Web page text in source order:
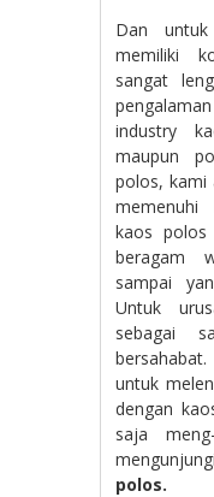
Dan
memiliki
sangat
industry
maupun
polos, kami
memenuhi
kaos polos
beragam
sampai
Untuk
sebagai
untuk
dengan
saja
polos.